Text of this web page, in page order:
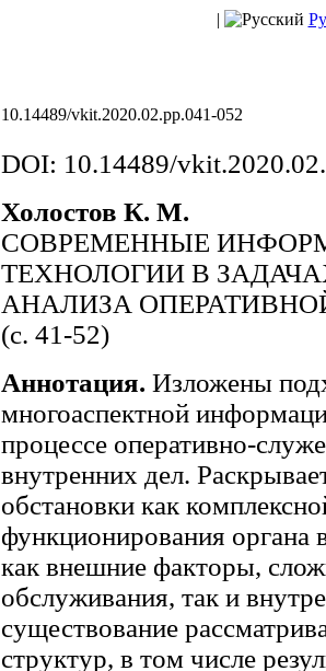
|
10.14489/vkit.2020.02.pp.041-052
DOI: 10.14489/
Холостов К. М.
СОВРЕМЕННЫЕ
ТЕХНОЛОГИИ В
АНАЛИЗА
(c. 41-52)
Аннотация. Изложены
многоаспектной
процессе оперативно-
внутренних дел.
обстановки как
функционирования
как внешние факторы,
обслуживания, так и
существование
структур, в том числе